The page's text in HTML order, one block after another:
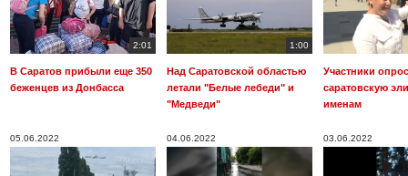
2:01
В Саратов прибыли еще 350
беженцев из Донбасса
1:00
Над Саратовской областью
летали "Белые лебеди" и
"Медведи"
Участники
саратовскую
именам
05.06.2022 04.06.2022 03.06.2022